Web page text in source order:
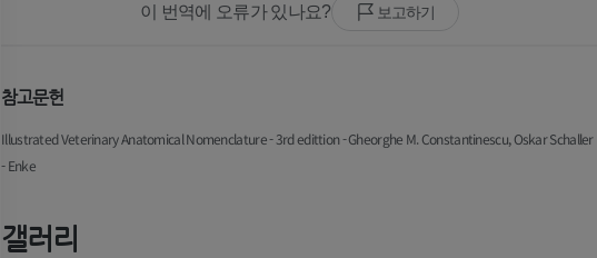
이 번역에 오류가 있나요? 보고하기
참고문헌
Illustrated Veterinary Anatomical Nomenclature - 3rd edittion - Gheorghe M. Constantinescu, Oskar Schaller
- Enke
갤러리